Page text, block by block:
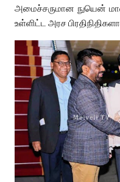
அமைச்சருமான நுயென்
உள்ளிட்ட அரச